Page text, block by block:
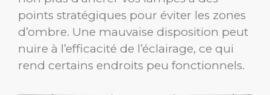
points stratégiques pour éviter les zones
d’ombre. Une mauvaise disposition peut
nuire à l’efficacité de l’éclairage, ce qui
rend certains endroits peu fonctionnels.